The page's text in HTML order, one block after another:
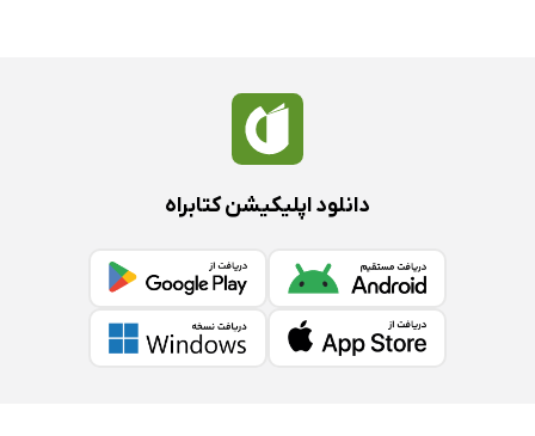
دانلود اپلیکیشن کتابراه